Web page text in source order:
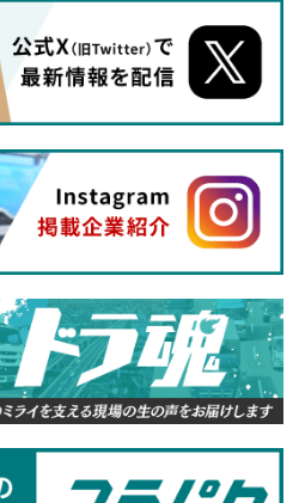
です。荷物の積み降ろしも
ら運転に集中できます。景
感じながら走れるのも、こ
経験がなくても、運転が好
！「やってみたい」という
でサポートします。【小湊
事ですが、応募はドラピタ
ご紹介になります！